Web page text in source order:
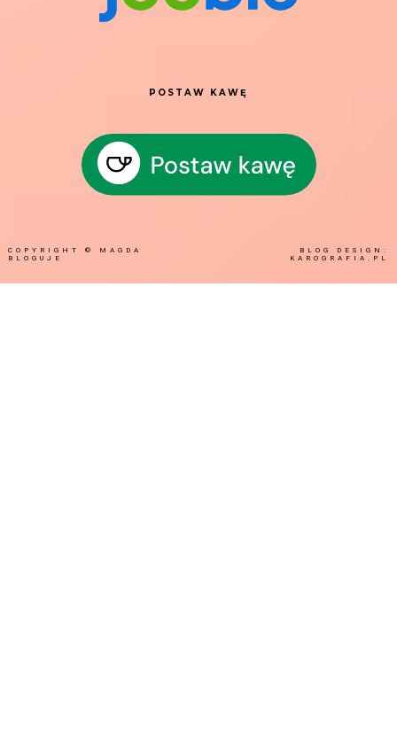
POSTAW KAWĘ
COPYRIGHT ©
MAGDA
BLOGUJE
BLOG DESIGN:
KAROGRAFIA.PL